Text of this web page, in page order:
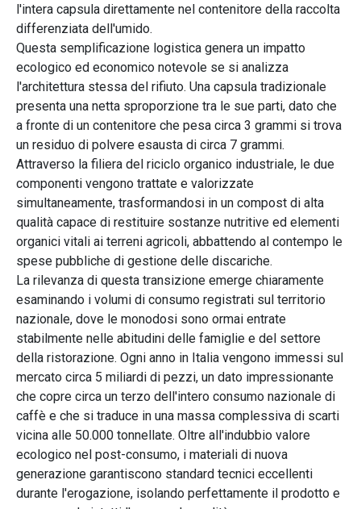
l'intera capsula direttamente nel contenitore della raccolta
differenziata dell'umido.
Questa semplificazione logistica genera un impatto
ecologico ed economico notevole se si analizza
l'architettura stessa del rifiuto. Una capsula tradizionale
presenta una netta sproporzione tra le sue parti, dato che
a fronte di un contenitore che pesa circa 3 grammi si trova
un residuo di polvere esausta di circa 7 grammi.
Attraverso la filiera del riciclo organico industriale, le due
componenti vengono trattate e valorizzate
simultaneamente, trasformandosi in un compost di alta
qualità capace di restituire sostanze nutritive ed elementi
organici vitali ai terreni agricoli, abbattendo al contempo le
spese pubbliche di gestione delle discariche.
La rilevanza di questa transizione emerge chiaramente
esaminando i volumi di consumo registrati sul territorio
nazionale, dove le monodosi sono ormai entrate
stabilmente nelle abitudini delle famiglie e del settore
della ristorazione. Ogni anno in Italia vengono immessi sul
mercato circa 5 miliardi di pezzi, un dato impressionante
che copre circa un terzo dell'intero consumo nazionale di
caffè e che si traduce in una massa complessiva di scarti
vicina alle 50.000 tonnellate. Oltre all'indubbio valore
ecologico nel post-consumo, i materiali di nuova
generazione garantiscono standard tecnici eccellenti
durante l'erogazione, isolando perfettamente il prodotto e